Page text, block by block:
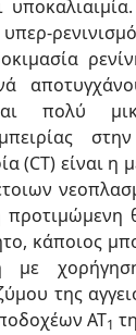
πολύ
(CT) είναι η
προτιμώμενη
κάποιος
με
της
ΑΤ1